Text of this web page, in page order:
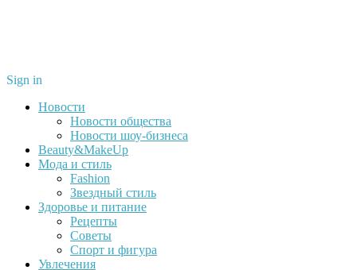
Sign in
Новости
Новости общества
Новости шоу-бизнеса
Beauty&MakeUp
Мода и стиль
Fashion
Звездный стиль
Здоровье и питание
Рецепты
Советы
Спорт и фигура
Увлечения